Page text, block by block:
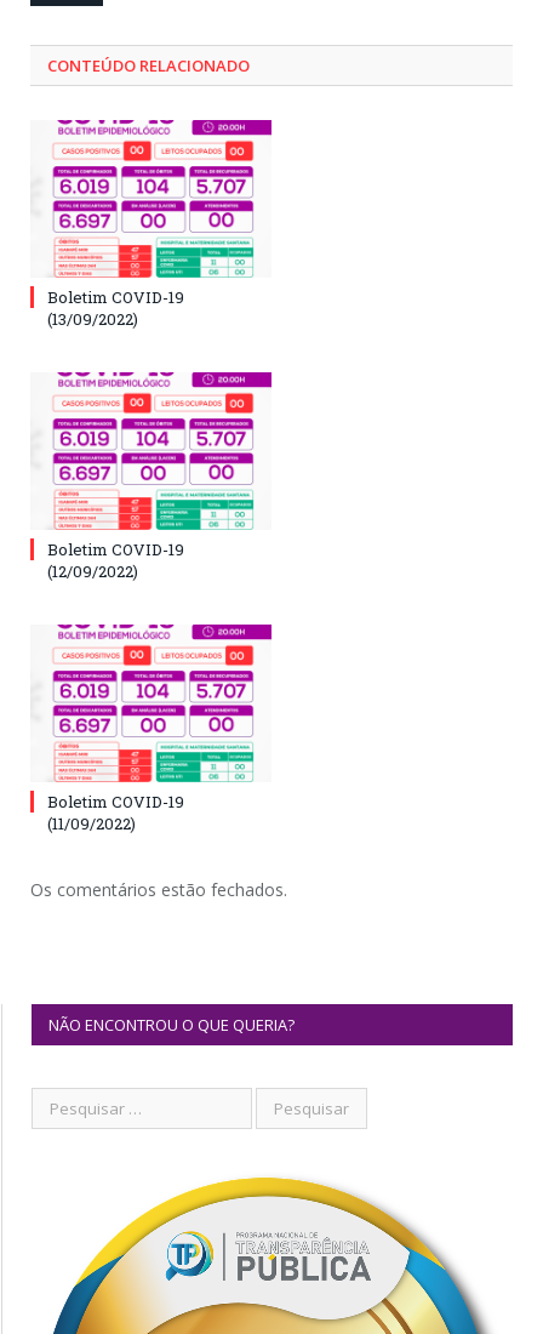
CONTEÚDO RELACIONADO
Boletim COVID-19
(13/09/2022)
Boletim COVID-19
(12/09/2022)
Boletim COVID-19
(11/09/2022)
Os comentários estão fechados.
NÃO ENCONTROU O QUE QUERIA?